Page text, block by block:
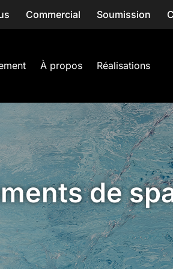
Commercial Soumission
À propos Réalisations
de